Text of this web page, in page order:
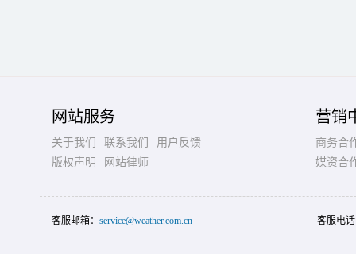
网站服务
关于我们 联系我们
用户反馈
版权声明
网站律师
营销
商务合
媒资合
客服邮箱： service@weather.com.cn 客服电